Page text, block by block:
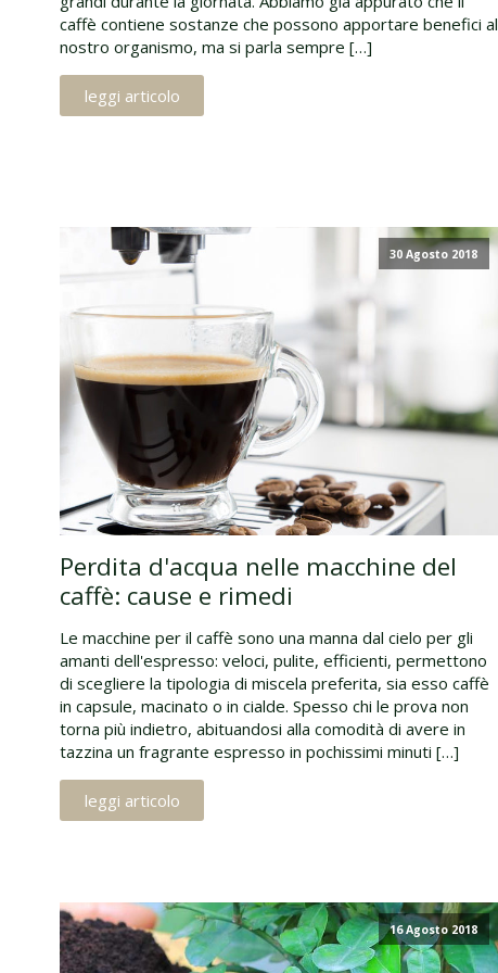
caffè contiene sostanze che possono apportare benefici al
nostro organismo, ma si parla sempre […]
leggi articolo
30 Agosto 2018
Perdita d'acqua nelle macchine del
caffè: cause e rimedi
Le macchine per il caffè sono una manna dal cielo per gli
amanti dell'espresso: veloci, pulite, efficienti, permettono
di scegliere la tipologia di miscela preferita, sia esso caffè
in capsule, macinato o in cialde. Spesso chi le prova non
torna più indietro, abituandosi alla comodità di avere in
tazzina un fragrante espresso in pochissimi minuti […]
leggi articolo
16 Agosto 2018